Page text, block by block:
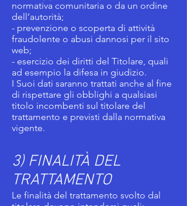
normativa comunitaria o da un ordine
dell’autorità;
- prevenzione o scoperta di attività
fraudolente o abusi dannosi per il sito
web;
- esercizio dei diritti del Titolare, quali
ad esempio la difesa in giudizio.
I Suoi dati saranno trattati anche al fine
di rispettare gli obblighi a qualsiasi
titolo incombenti sul titolare del
trattamento e previsti dalla normativa
vigente.
3) FINALITÀ DEL
TRATTAMENTO
Le finalità del trattamento svolto dal